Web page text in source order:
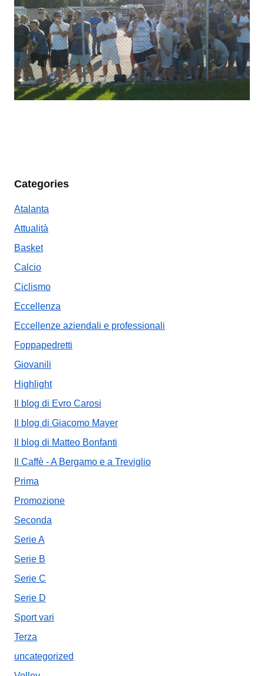
Categories
Atalanta
Attualità
Basket
Calcio
Ciclismo
Eccellenza
Eccellenze aziendali e professionali
Foppapedretti
Giovanili
Highlight
Il blog di Evro Carosi
Il blog di Giacomo Mayer
Il blog di Matteo Bonfanti
Il Caffè - A Bergamo e a Treviglio
Prima
Promozione
Seconda
Serie A
Serie B
Serie C
Serie D
Sport vari
Terza
uncategorized